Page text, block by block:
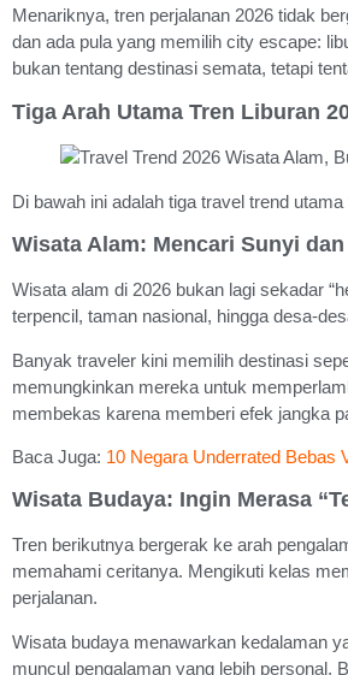
Menariknya, tren perjalanan 2026 tidak
dan ada pula yang memilih city escape:
bukan tentang destinasi semata, tetapi
Tiga Arah Utama Tren Liburan
Di bawah ini adalah tiga travel trend
Wisata Alam: Mencari Sunyi
Wisata alam di 2026 bukan lagi sekadar
terpencil, taman nasional, hingga desa-
Banyak traveler kini memilih destinasi
memungkinkan mereka untuk
membekas karena memberi efek jangka
Baca Juga: 10 Negara Underrated Bebas
Wisata Budaya: Ingin Merasa
Tren berikutnya bergerak ke arah
memahami ceritanya. Mengikuti kelas
perjalanan.
Wisata budaya menawarkan kedalaman
muncul pengalaman yang lebih personal.